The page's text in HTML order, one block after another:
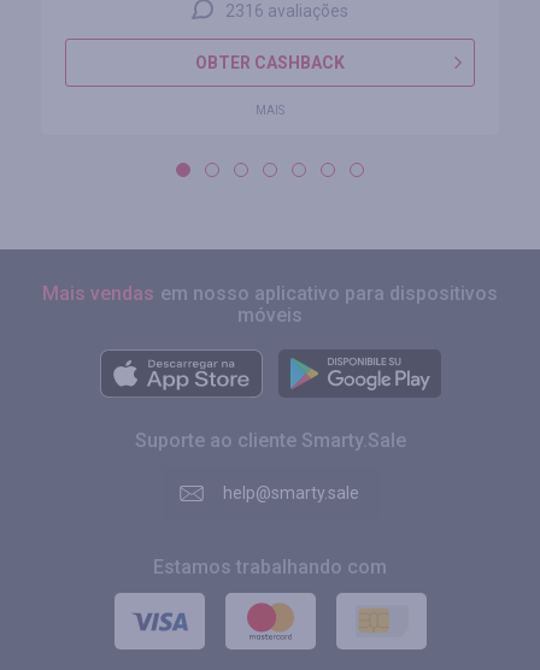
2316 avaliações
OBTER CASHBACK
MAIS
Mais vendas em nosso aplicativo para dispositivos
móveis
Suporte ao cliente Smarty.Sale
help@smarty.sale
Estamos trabalhando com